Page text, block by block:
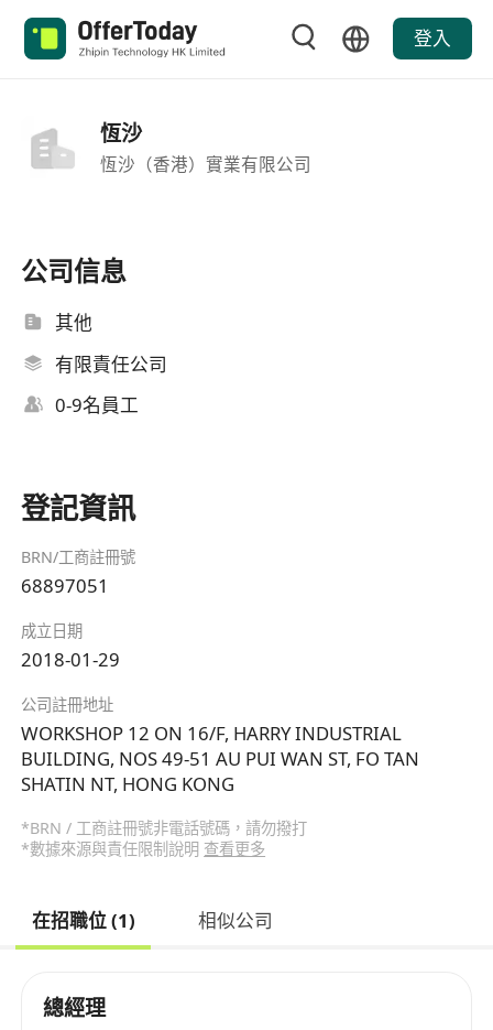
登入
恆沙
恆沙（香港）實業有限公司
公司信息
其他
有限責任公司
0-9名員工
登記資訊
BRN/工商註冊號
68897051
成立日期
2018-01-29
公司註冊地址
WORKSHOP 12 ON 16/F, HARRY INDUSTRIAL
BUILDING, NOS 49-51 AU PUI WAN ST, FO TAN
SHATIN NT, HONG KONG
*BRN / 工商註冊號非電話號碼，請勿撥打
*數據來源與責任限制說明 查看更多
在招職位 (1) 相似公司
總經理